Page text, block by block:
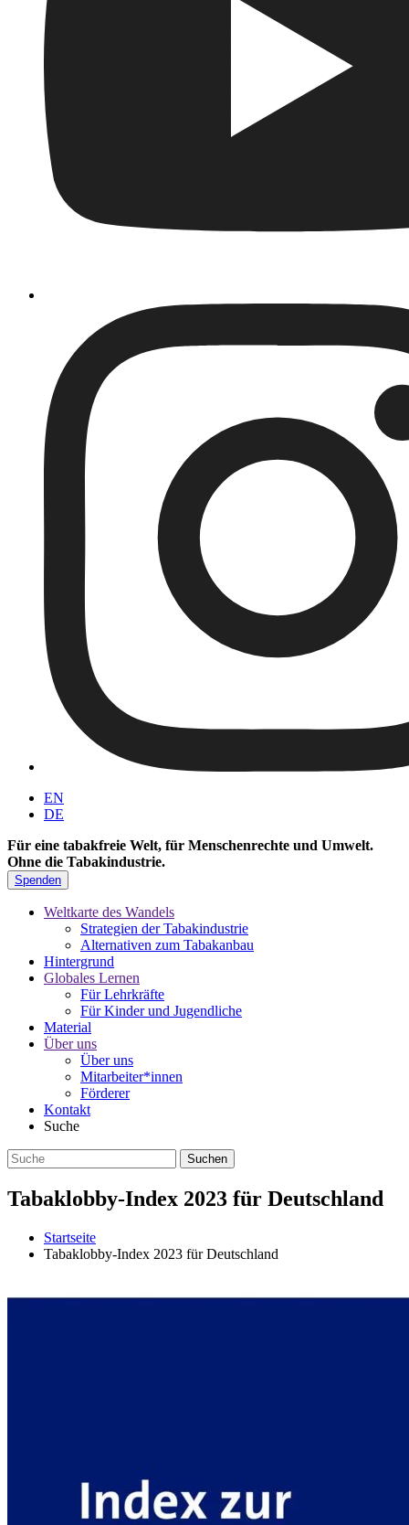
EN
DE
Für eine tabakfreie Welt, für Menschenrechte und Umwelt.
Ohne die Tabakindustrie.
Spenden
Weltkarte des Wandels
Strategien der Tabakindustrie
Alternativen zum Tabakanbau
Hintergrund
Globales Lernen
Für Lehrkräfte
Für Kinder und Jugendliche
Material
Über uns
Über uns
Mitarbeiter*innen
Förderer
Kontakt
Suche
Tabaklobby-Index 2023 für Deutschland
Startseite
Tabaklobby-Index 2023 für Deutschland